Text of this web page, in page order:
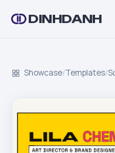
DINHDANH
Showcase/Templates/